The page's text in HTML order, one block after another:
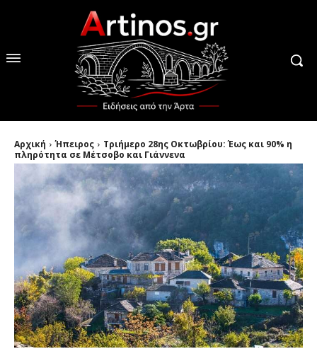
Αρχική Ήπειρος
Τριήμερο 28ης Οκτωβρίου: Έως και 90% η
πληρότητα σε Μέτσοβο και Γιάννενα